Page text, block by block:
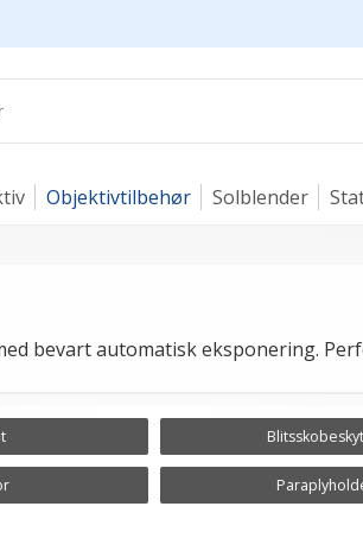
Objektivtilbehør Solblender
bevart automatisk eksponering.